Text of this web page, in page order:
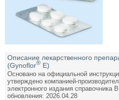
Описание лекарственного
(Gynoflor® E)
Основано на официальной
утверждено компанией-
электронного издания справочника
обновления: 2026.04.28